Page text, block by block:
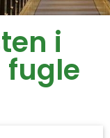
i
fugle